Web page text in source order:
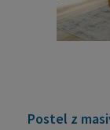
Postel z